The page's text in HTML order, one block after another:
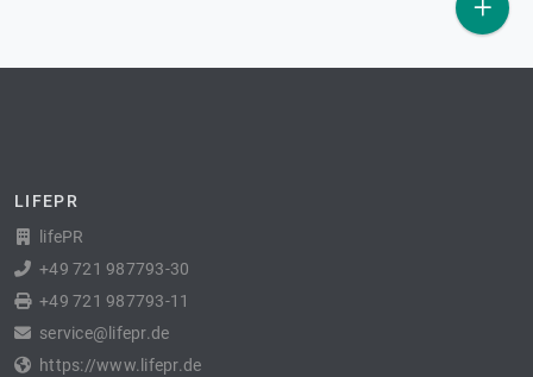
LIFEPR
lifePR
+49 721 987793-30
+49 721 987793-11
service@lifepr.de
https://www.lifepr.de